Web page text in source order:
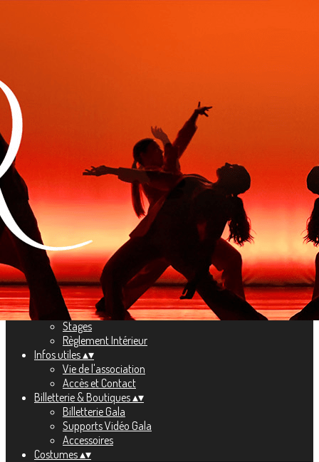
Menu
Ajoutez un logo, un bouton, des réseaux sociaux
Cliquez pour éditer
L'Association▴▾
Présentation
Professeurs
Conseil d'Administration
Palmarès des Élèves
Cours & Stages▴▾
S'inscrire
Cours de Danse
Planning des Cours et Tarifs
Stages
Règlement Intérieur
Infos utiles▴▾
Vie de l'association
Accès et Contact
Billetterie & Boutiques▴▾
Billetterie Gala
Supports Vidéo Gala
Accessoires
Costumes▴▾